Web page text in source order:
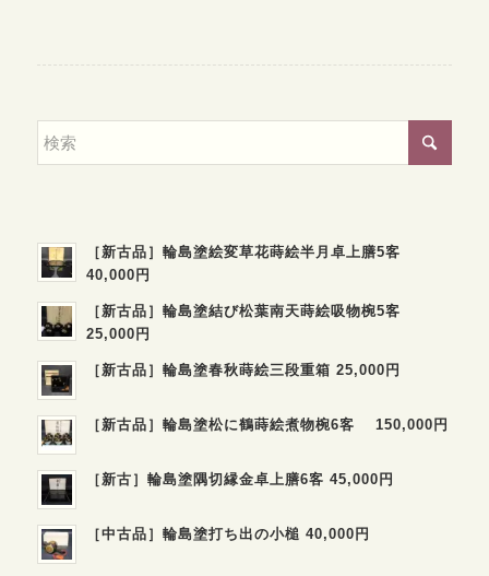
［新古品］輪島塗絵変草花蒔絵半月卓上膳5客
40,000円
［新古品］輪島塗結び松葉南天蒔絵吸物椀5客
25,000円
［新古品］輪島塗春秋蒔絵三段重箱 25,000円
［新古品］輪島塗松に鶴蒔絵煮物椀6客 150,000円
［新古］輪島塗隅切縁金卓上膳6客 45,000円
［中古品］輪島塗打ち出の小槌 40,000円